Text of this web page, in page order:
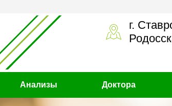
г.
Анализы Доктора